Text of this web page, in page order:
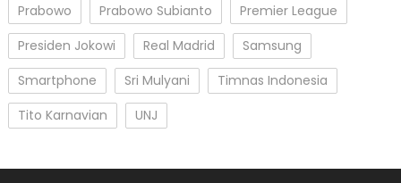
Prabowo
Prabowo Subianto
Premier League
Presiden Jokowi
Real Madrid
Samsung
Smartphone
Sri Mulyani
Timnas Indonesia
Tito Karnavian
UNJ